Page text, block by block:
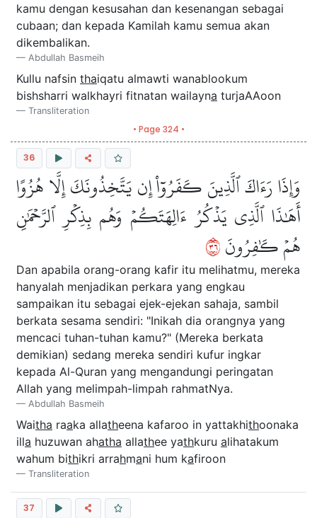
kamu dengan kesusahan dan kesenangan sebagai
cubaan; dan kepada Kamilah kamu semua akan
dikembalikan.
Abdullah Basmeih
Kullu nafsin thaiqatu almawti wanablookum
bishsharri walkhayri fitnatan wailayna turjaAAoon
Transliteration
• Page 324 •
36
وَإِذَا رَءَاكَ ٱلَّذِينَ كَفَرُوٓاْ إِن يَتَّخِذُونَكَ إِلَّا هُزُوًا
أَهَٰذَا ٱلَّذِي يَذۡكُرُ ءَالِهَتَكُمۡ وَهُم بِذِكۡرِ ٱلرَّحۡمَٰنِ
هُمۡ كَٰفِرُونَ٦٣
Dan apabila orang-orang kafir itu melihatmu, mereka
hanyalah menjadikan perkara yang engkau
sampaikan itu sebagai ejek-ejekan sahaja, sambil
berkata sesama sendiri: "Inikah dia orangnya yang
mencaci tuhan-tuhan kamu?" (Mereka berkata
demikian) sedang mereka sendiri kufur ingkar
kepada Al-Quran yang mengandungi peringatan
Allah yang melimpah-limpah rahmatNya.
Abdullah Basmeih
Waitha raaka allatheena kafaroo in yattakhithoonaka
illa huzuwan ahatha allathee yathkuru alihatakum
wahum bithikri arrahmani hum kafiroon
Transliteration
37